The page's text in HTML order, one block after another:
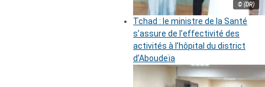
© (DR)
Tchad : le ministre de la Santé
s’assure de l’effectivité des
activités à l’hôpital du district
d’Aboudeïa